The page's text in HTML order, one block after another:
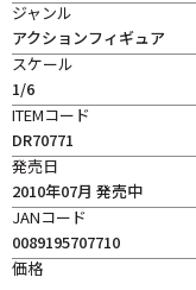
ジャンル
アクションフィギュア
スケール
1/6
ITEMコード
DR70771
発売日
2010年07月 発売中
JANコード
0089195707710
価格